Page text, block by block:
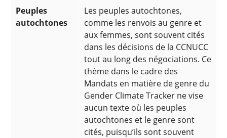
Peuples
autochtones
Les peuples autochtones,
comme les renvois au genre et
aux femmes, sont souvent cités
dans les décisions de la CCNUCC
tout au long des négociations. Ce
thème dans le cadre des
Mandats en matière de genre du
Gender Climate Tracker ne vise
aucun texte où les peuples
autochtones et le genre sont
cités, puisqu’ils sont souvent